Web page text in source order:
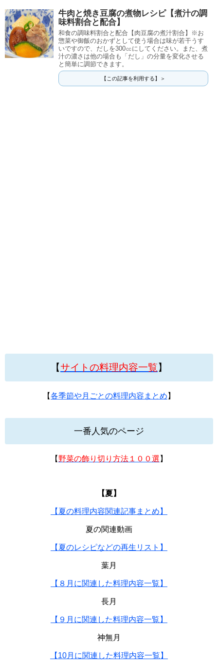
牛肉と焼き豆腐の煮物レシピ【煮汁の調
味料割合と配合】
和食の調味料割合と配合【肉豆腐の煮汁割合】※お
惣菜や御飯のおかずとして使う場合は味が若干うす
いですので、だしを300㏄にしてください。また、煮
汁の濃さは他の場合も「だし」の分量を変化させる
と簡単に調節できます。
【この記事を利用する】＞
【サイトの料理内容一覧】
【各季節や月ごとの料理内容まとめ 】
一番人気のページ
【 野菜の飾り切り方法１００選 】
【夏】
【夏の料理内容関連記事まとめ】
夏の関連動画
【夏のレシピなどの再生リスト】
葉月
【８月に関連した料理内容一覧】
長月
【９月に関連した料理内容一覧】
神無月
【10月に関連した料理内容一覧】